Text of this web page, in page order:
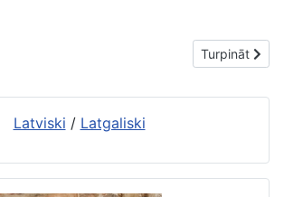
Suns ir proza, bet kaķis – dzejaNākamais
Turpināt
Latviski / Latgaliski